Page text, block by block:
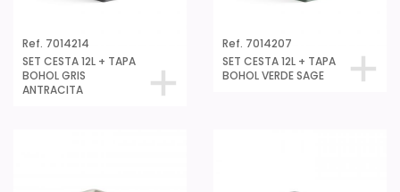
Ref. 7014214
SET CESTA 12L + TAPA
BOHOL GRIS
ANTRACITA
Ref. 7014207
SET CESTA 12L + TAPA
BOHOL VERDE SAGE